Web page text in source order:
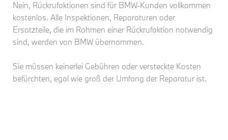
Nein, Rückrufaktionen sind für BMW-Kunden vollkommen
kostenlos. Alle Inspektionen, Reparaturen oder
Ersatzteile, die im Rahmen einer Rückrufaktion notwendig
sind, werden von BMW übernommen.
Sie müssen keinerlei Gebühren oder versteckte Kosten
befürchten, egal wie groß der Umfang der Reparatur ist.